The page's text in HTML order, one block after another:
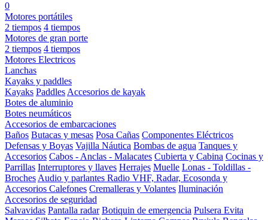
0
Motores portátiles
2 tiempos 4 tiempos
Motores de gran porte
2 tiempos 4 tiempos
Motores Electricos
Lanchas
Kayaks y paddles
Kayaks Paddles Accesorios de kayak
Botes de aluminio
Botes neumáticos
Accesorios de embarcaciones
Baños Butacas y mesas Posa Cañas Componentes Eléctricos
Defensas y Boyas Vajilla Náutica Bombas de agua Tanques y
Accesorios Cabos - Anclas - Malacates Cubierta y Cabina Cocinas y
Parrillas Interruptores y llaves Herrajes Muelle Lonas - Toldillas -
Broches Audio y parlantes Radio VHF, Radar, Ecosonda y
Accesorios Calefones Cremalleras y Volantes Iluminación
Accesorios de seguridad
Salvavidas Pantalla radar Botiquin de emergencia Pulsera Evita